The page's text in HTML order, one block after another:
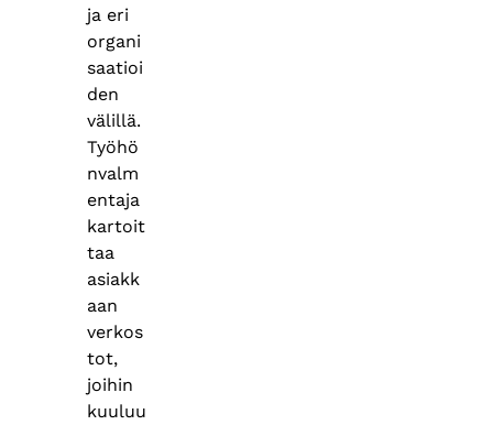
ja eri
organi
saatioi
den
välillä.
Työhö
nvalm
entaja
kartoit
taa
asiakk
aan
verkos
tot,
joihin
kuuluu